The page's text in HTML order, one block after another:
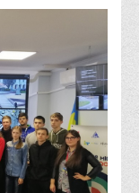
воєнного
освітнього процесу в
під час війни
які
насильство,
Вінницькій області